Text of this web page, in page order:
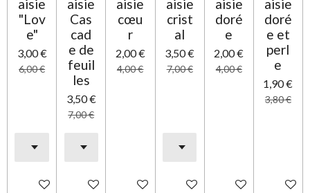
aisie
"Lov
e"
3,00 €
6,00 €
Ajouter au panier
aisie
Cas
cad
e de
feuil
les
3,50 €
7,00 €
Ajouter au panier
aisie
cœu
r
2,00 €
4,00 €
Ajouter au panier
aisie
crist
al
3,50 €
7,00 €
Ajouter au panier
aisie
doré
e
2,00 €
4,00 €
Ajouter au panier
aisie
doré
e et
perl
e
1,90 €
3,80 €
Ajouter